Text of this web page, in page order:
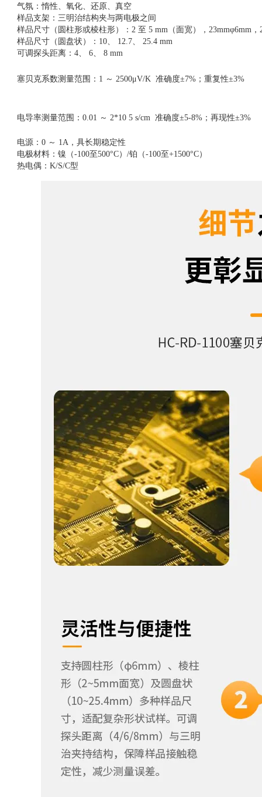
气氛：惰性、氧化、还原、真空
样品支架： 三明治结构夹与两电极之间
样品尺寸（圆柱形或棱柱形）
： 2 至 5 mm（面宽），23mmφ6mm，
样品尺寸（圆盘状）
： 10、 12.7、 25.4 mm
可调探头距离： 4、 6、 8 mm
塞贝克系数测量范围 ： 1 ～ 2500μV/K 准确度±7%；重复性±3%
电导率测量范围 ： 0.01 ～ 2*10 5 s/cm 准确度±5-8%；再现性±3%
电源 ： 0 ～ 1A，具长期稳定性
电极材料 ： 镍（-100至500°C）/铂（-100至+1500°C）
热电偶 ： K/S/C型